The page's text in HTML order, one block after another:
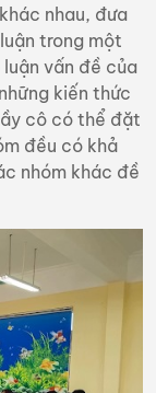
nhau, đưa
trong một
vấn đề của
kiến thức
cô có thể đặt
đều có khả
nhóm khác đề